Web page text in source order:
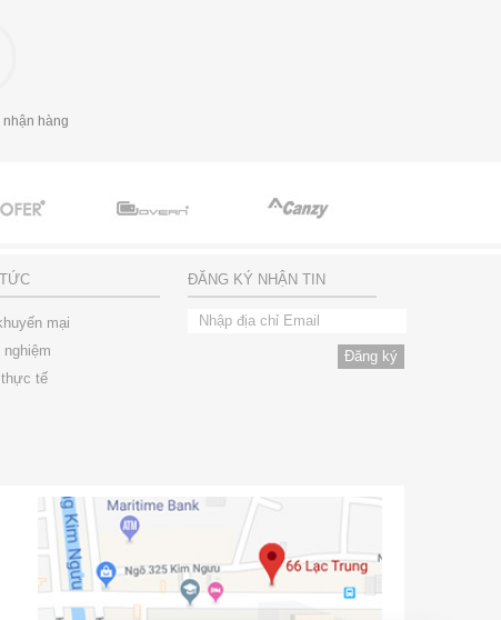
nhận hàng
mại
nghiệm
tế
ĐĂNG KÝ NHẬN TIN